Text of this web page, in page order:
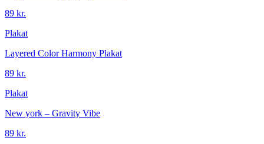
89 kr.
Plakat
Layered Color Harmony Plakat
89 kr.
Plakat
New york – Gravity Vibe
89 kr.